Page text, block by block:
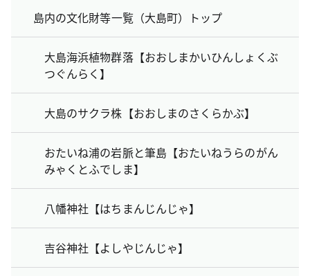
島内の文化財等一覧（大島町）トップ
大島海浜植物群落【おおしまかいひんしょくぶ
つぐんらく】
大島のサクラ株【おおしまのさくらかぶ】
おたいね浦の岩脈と筆島【おたいねうらのがん
みゃくとふでしま】
八幡神社【はちまんじんじゃ】
吉谷神社【よしやじんじゃ】